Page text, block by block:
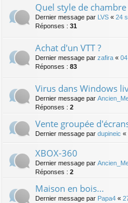
Quel style de chambre
Dernier message par LVS « 24
Réponses : 31
Achat d'un VTT ?
Dernier message par zafira «
Réponses : 83
Virus dans Windows
Dernier message par
Réponses : 2
Vente groupée
Dernier message par dupineic «
XBOX-360
Dernier message par
Réponses : 2
Maison en bois...
Dernier message par Papa4 «